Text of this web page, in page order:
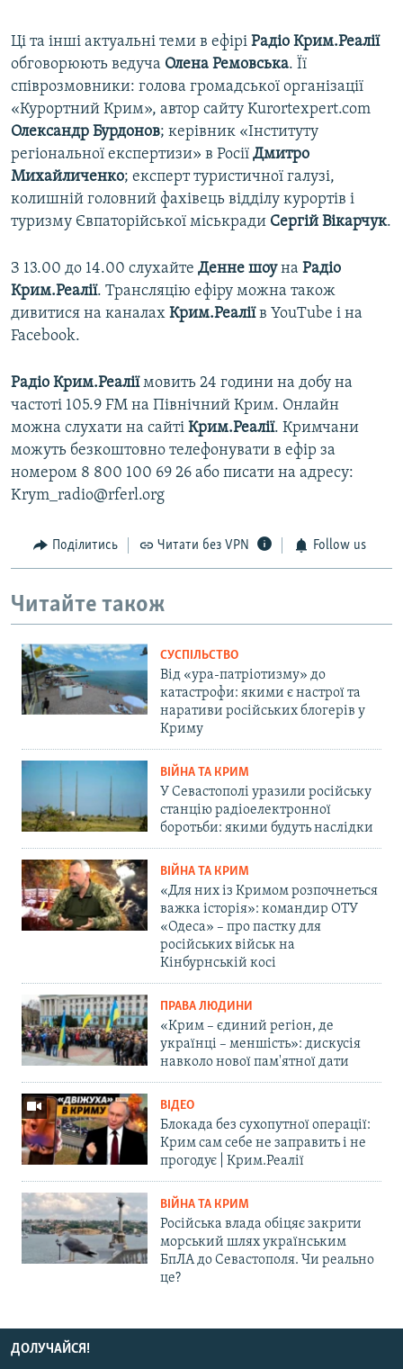
Ці та інші актуальні теми в ефірі Радіо Крим.Реалії
обговорюють ведуча Олена Ремовська. Її
співрозмовники: голова громадської організації
«Курортний Крим», автор сайту Kurortexpert.com
Олександр Бурдонов; керівник «Інституту
регіональної експертизи» в Росії Дмитро
Михайличенко; експерт туристичної галузі,
колишній головний фахівець відділу курортів і
туризму Євпаторійської міськради Сергій Вікарчук.
З 13.00 до 14.00 слухайте Денне шоуна Радіо
Крим.Реалії. Трансляцію ефіру можна також
дивитися на каналах Крим.Реаліїв YouTube і на
Facebook.
Радіо Крим.Реаліїмовить 24 години на добу на
частоті 105.9 FM на Північний Крим. Онлайн
можна слухати на сайті Крим.Реалії. Кримчани
можуть безкоштовно телефонувати в ефір за
номером 8 800 100 69 26 або писати на адресу:
Krym_radio@rferl.org
Поділитись Читати без VPN Follow us
Читайте також
СУСПІЛЬСТВО
Від «ура-патріотизму» до
катастрофи: якими є настрої та
наративи російських блогерів у
Криму
ВІЙНА ТА КРИМ
У Севастополі уразили російську
станцію радіоелектронної
боротьби: якими будуть наслідки
ВІЙНА ТА КРИМ
«Для них із Кримом розпочнеться
важка історія»: командир ОТУ
«Одеса» – про пастку для
російських військ на
Кінбурнській косі
ПРАВА ЛЮДИНИ
«Крим – єдиний регіон, де
українці – меншість»: дискусія
навколо нової пам'ятної дати
ВІДЕО
Блокада без сухопутної операції:
Крим сам себе не заправить і не
прогодує | Крим.Реалії
ВІЙНА ТА КРИМ
Російська влада обіцяє закрити
морський шлях українським
БпЛА до Севастополя. Чи реально
це?
ДОЛУЧАЙСЯ!